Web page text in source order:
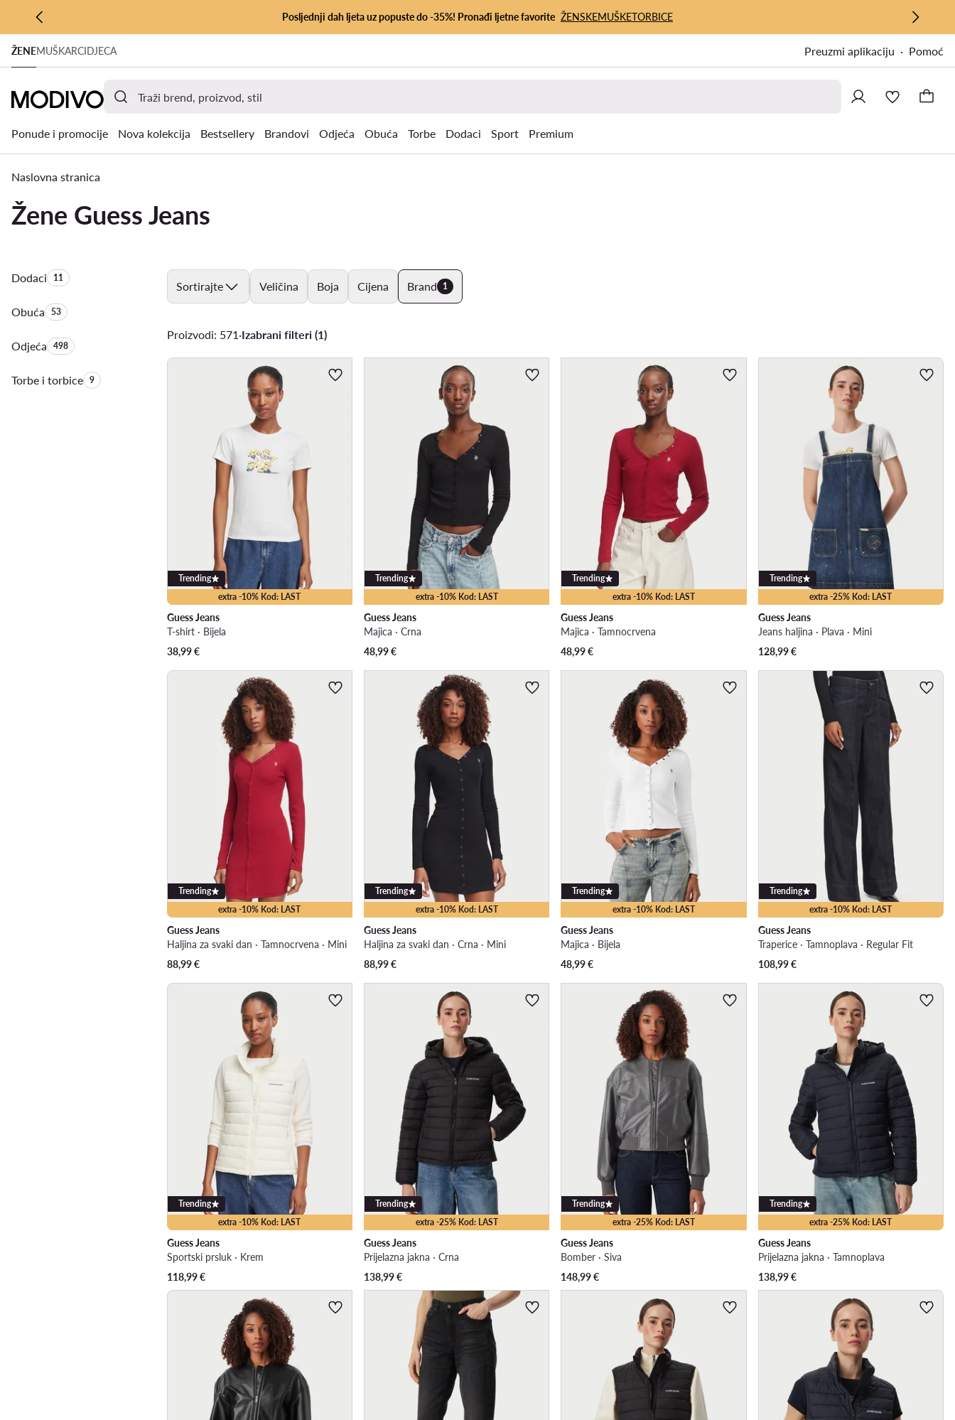
PRIJEĐI NA GLAVNI SADRŽAJ
PRIJEĐI NA PRETRAŽIVANJE
Posljednji dah ljeta uz popuste do -35%! Pronađi ljetne favorite ŽENSKEMUŠKETORBICE
ŽENEMUŠKARCIDJECA Preuzmi aplikaciju Pomoć
Ponude i promocije Nova kolekcija Bestsellery Brandovi Odjeća Obuća Torbe Dodaci Sport Premium
Naslovna stranica
Žene Guess Jeans
DodaciKoličina proizvoda:
11
ObućaKoličina proizvoda:
53
OdjećaKoličina proizvoda:
498
Torbe i torbiceKoličina proizvoda:
9
Sortirajte Veličina Boja Cijena Brand 1
Proizvodi: 571 ·Izabrani filteri (1)
extra -10% Kod: LAST
Trending
Guess Jeans
T-shirt · Bijela
38,99€
extra -10% Kod: LAST
Trending
Guess Jeans
Majica · Crna
48,99€
extra -10% Kod: LAST
Trending
Guess Jeans
Majica · Tamnocrvena
48,99€
extra -25% Kod: LAST
Trending
Guess Jeans
Jeans haljina · Plava · Mini
128,99€
extra -10% Kod: LAST
Trending
Guess Jeans
Haljina za svaki dan · Tamnocrvena · Mini
88,99€
extra -10% Kod: LAST
Trending
Guess Jeans
Haljina za svaki dan · Crna · Mini
88,99€
extra -10% Kod: LAST
Trending
Guess Jeans
Majica · Bijela
48,99€
extra -10% Kod: LAST
Trending
Guess Jeans
Traperice · Tamnoplava · Regular Fit
108,99€
extra -10% Kod: LAST
Trending
Guess Jeans
Sportski prsluk · Krem
118,99€
extra -25% Kod: LAST
Trending
Guess Jeans
Prijelazna jakna · Crna
138,99€
extra -25% Kod: LAST
Trending
Guess Jeans
Bomber · Siva
148,99€
extra -25% Kod: LAST
Trending
Guess Jeans
Prijelazna jakna · Tamnoplava
138,99€